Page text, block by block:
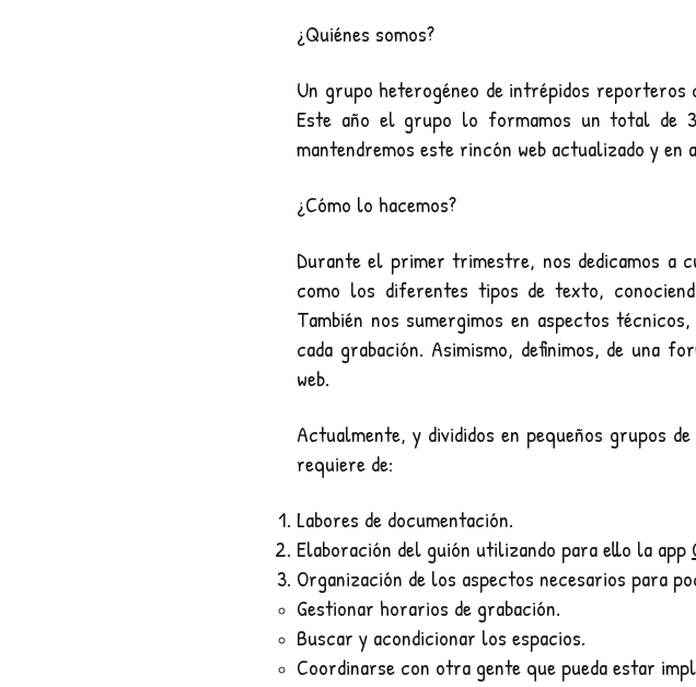
¿Quiénes somos?
Un grupo heterogéneo de intrépidos
Este año el grupo lo formamos un total de
mantendremos este rincón web actualizado y en
¿Cómo lo hacemos?
Durante el primer trimestre, nos dedicamos a
como los diferentes tipos de texto,
También nos sumergimos en aspectos
cada grabación. Asimismo, definimos, de una
web.
Actualmente, y divididos en pequeños grupos
requiere de:
Labores de documentación.
Elaboración del guión utilizando para ello la app
Organización de los aspectos necesarios para
​​​Gestionar horarios de grabación.
Buscar y acondicionar los espacios.
Coordinarse con otra gente que pueda estar